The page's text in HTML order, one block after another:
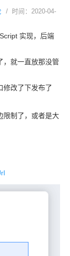
/ 时间：2020-04-
实现，后端
，就一直放那没管
修改了下发布了
限制了，或者是大